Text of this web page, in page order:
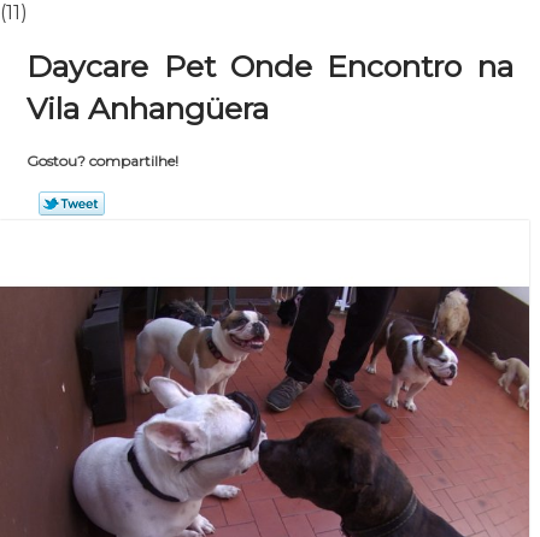
(11)
Daycare Pet Onde Encontro na
Vila Anhangüera
Gostou? compartilhe!